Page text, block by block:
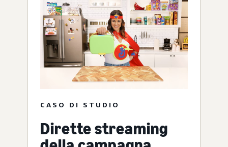
CASO DI STUDIO
Dirette streaming